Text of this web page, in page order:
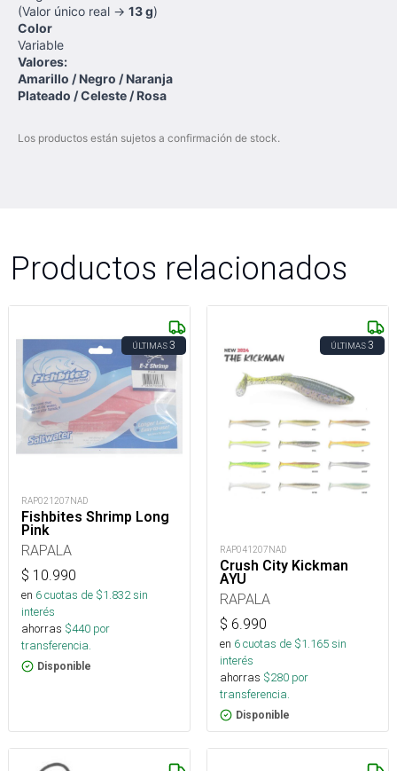
(Valor único real → 13 g)
Color
Variable
Valores:
Amarillo / Negro / Naranja
Plateado / Celeste / Rosa
Los productos están sujetos a confirmación de stock.
Productos relacionados
ÚLTIMAS3
RAP021207NAD
Fishbites Shrimp Long
Pink
RAPALA
$ 10.990
en 6cuotas de $1.832sin
interés
ahorras $440 por
transferencia.
Disponible
ÚLTIMAS3
RAP041207NAD
Crush City Kickman
AYU
RAPALA
$ 6.990
en 6cuotas de $1.165sin
interés
ahorras $280 por
transferencia.
Disponible